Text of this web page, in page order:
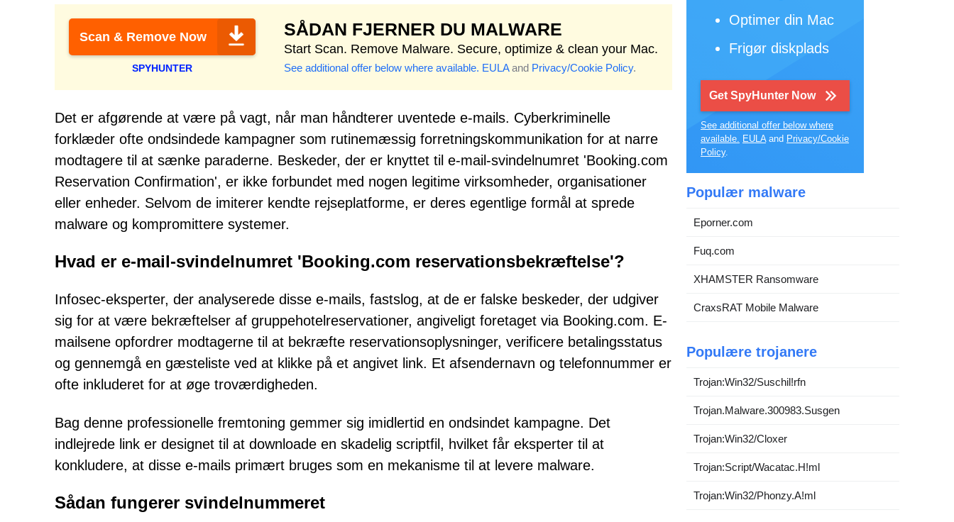
Scan & Remove Now
SPYHUNTER
SÅDAN FJERNER DU MALWARE
Start Scan. Remove Malware. Secure, optimize & clean your Mac.
See additional offer below where available. EULAand Privacy/Cookie Policy.
Det er afgørende at være på vagt, når man håndterer uventede e-mails. Cyberkriminelle
forklæder ofte ondsindede kampagner som rutinemæssig forretningskommunikation for at narre
modtagere til at sænke paraderne. Beskeder, der er knyttet til e-mail-svindelnumret 'Booking.com
Reservation Confirmation', er ikke forbundet med nogen legitime virksomheder, organisationer
eller enheder. Selvom de imiterer kendte rejseplatforme, er deres egentlige formål at sprede
malware og kompromittere systemer.
Hvad er e-mail-svindelnumret 'Booking.com reservationsbekræftelse'?
Infosec-eksperter, der analyserede disse e-mails, fastslog, at de er falske beskeder, der udgiver
sig for at være bekræftelser af gruppehotelreservationer, angiveligt foretaget via Booking.com. E-
mailsene opfordrer modtagerne til at bekræfte reservationsoplysninger, verificere betalingsstatus
og gennemgå en gæsteliste ved at klikke på et angivet link. Et afsendernavn og telefonnummer er
ofte inkluderet for at øge troværdigheden.
Bag denne professionelle fremtoning gemmer sig imidlertid en ondsindet kampagne. Det
indlejrede link er designet til at downloade en skadelig scriptfil, hvilket får eksperter til at
konkludere, at disse e-mails primært bruges som en mekanisme til at levere malware.
Sådan fungerer svindelnummeret
Optimer din Mac
Frigør diskplads
Get SpyHunter Now
See additional offer below where
available. EULAand Privacy/Cookie
Policy.
Populær malware
Eporner.com
Fuq.com
XHAMSTER Ransomware
CraxsRAT Mobile Malware
Populære trojanere
Trojan:Win32/Suschil!rfn
Trojan.Malware.300983.Susgen
Trojan:Win32/Cloxer
Trojan:Script/Wacatac.H!ml
Trojan:Win32/Phonzy.A!ml